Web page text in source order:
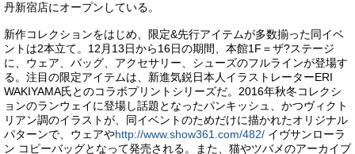
丹新宿店にオープンしている。
新作コレクションをはじめ、限定&先行アイテムが多数揃った同イベ
ントは2本立て。12月13日から16日の期間、本館1F＝ザ?ステージ
に、ウェア、バッグ、アクセサリー、シューズのフルラインが登場す
る。注目の限定アイテムは、新進気鋭日本人イラストレーターERI
WAKIYAMA氏とのコラボプリントシリーズだ。2016年秋冬コレクシ
ョンのランウェイに登場し話題となったパンキッシュ、かつヴィクト
リアン調のイラストが、同イベントのためだけに描かれたオリジナル
パターンで、ウェアやhttp://www.show361.com/482/ イヴサンローラ
ン コピーバッグとなって発売される。また、猫やツバメのアーカイブ